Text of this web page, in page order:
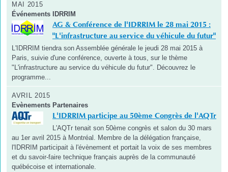
MAI 2015
Événements IDRRIM
AG & Conférence de l'IDRRIM le 28 mai 2015 :
"L'infrastructure au service du véhicule du futur"
L'IDRRIM tiendra son Assemblée générale le jeudi 28 mai 2015 à
Paris, suivie d'une conférence, ouverte à tous, sur le thème
"L'infrastructure au service du véhicule du futur". Découvrez le
programme...
AVRIL 2015
Evènements Partenaires
L'IDRRIM participe au 50ème Congrès de l'AQTr
L'AQTr tenait son 50ème congrès et salon du 30 mars
au 1er avril 2015 à Montréal. Membre de la délégation française,
l'IDRRIM participait à l'évènement et portait la voix de ses membres
et du savoir-faire technique français auprès de la communauté
québécoise et internationale.